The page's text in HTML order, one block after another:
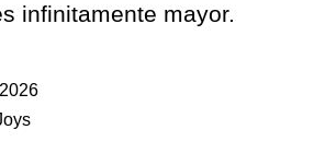
infinitamente mayor.